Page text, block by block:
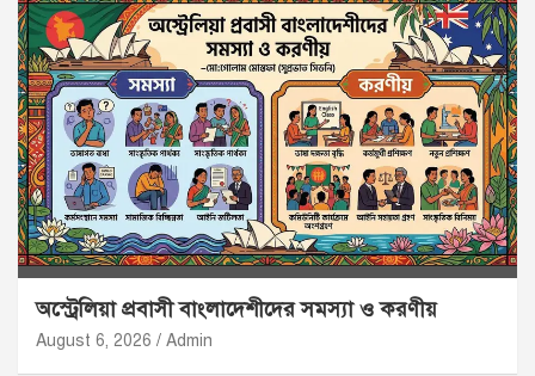
অস্ট্রেলিয়া প্রবাসী বাংলাদেশীদের সমস্যা ও করণীয়
August 6, 2026 Admin